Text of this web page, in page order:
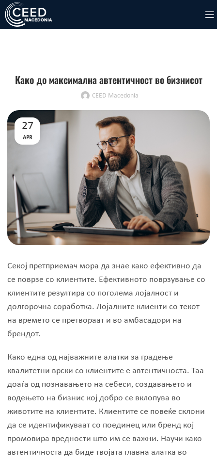
Како до максимална автентичност во бизнисот
CEED Macedonia
27
APR
Секој претприемач мора да знае како ефективно да
се поврзе со клиентите. Ефективното поврзување со
клиентите резултира со поголема лојалност и
долгорочна соработка. Лојалните клиенти со текот
на времето се претвораат и во амбасадори на
брендот.
Како една од најважните алатки за градење
квалитетни врски со клиентите е автентичноста. Таа
доаѓа од познавањето на себеси, создавањето и
водењето на бизнис кој добро се вклопува во
животите на клиентите. Клиентите се повеќе склони
да се идентификуваат со поединец или бренд кој
промовира вредности што им се важни. Научи како
автентичноста да биде твојата главна алатка во